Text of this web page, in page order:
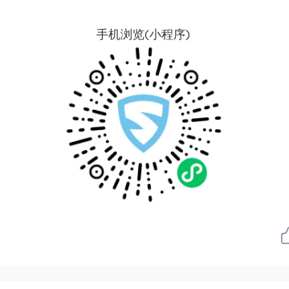
手机浏览(小程序)